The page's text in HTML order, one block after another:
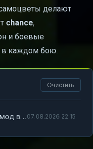
делают
chance,
и боевые
в каждом бою.
Очистить
Passive Skill Tree: как работает мод в Minecraft и как использовать самоцветы 07.08.2026 22:15